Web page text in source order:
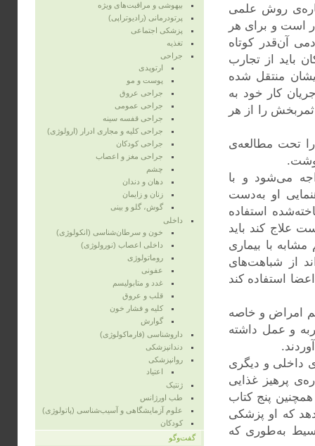
روش علمی
است و برای هر
آن‌قدر کوتاه
باید از تجارب
منتقل شده
کار خود به
را از هر
تحت مطالعه‌ی
می‌شود و با
او به‌دست
استفاده
علاج کند باید
با بیماری
از شباهت‌های
استفاده کند
امراض و خاصه
و عمل داشته
داخلی و دیگری
پرهیز غذایی
پنج کتاب
که او پزشکی
به‌طوری که
بیهوشی و مراقبت‌های ویژه
پرتودرمانی (رادیوتراپی)
پزشکی اجتماعی
تغذیه
جراحی
ارتوپدی
پوست و مو
جراحی عروق
جراحی عمومی
جراحی قفسه‌ سینه
جراحی کلیه و مجاری ادرار (ارولوژی)
جراحی کودکان
جراحی مغز و اعصاب
چشم
دهان و دندان
زنان و زایمان
گوش، گلو و بینی
داخلی
خون و سرطان‌شناسی (انکولوژی)
داخلی اعصاب (نورولوژی)
روماتولوژی
عفونی
غدد و متابولیسم
قلب و عروق
کلیه و فشار خون
گوارش
داروشناسی (فارماکولوژی)
دندانپزشکی
روانپزشکی
اعتیاد
ژنتیک
طب اورژانس
علوم آزمایشگاهی و آسیب‌شناسی (پاتولوژی)
کودکان
گفت‌وگو